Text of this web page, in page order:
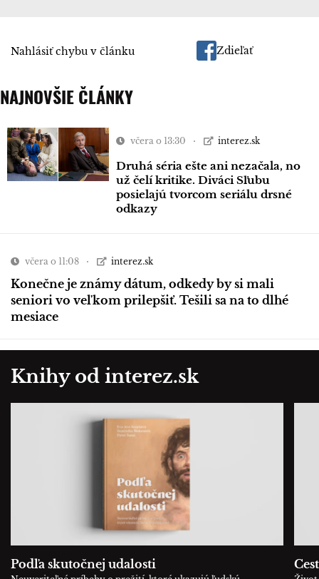
Nahlásiť chybu v článku Zdieľať
NAJNOVŠIE ČLÁNKY
včera o 13:30 interez.sk
Druhá séria ešte ani nezačala, no
už čelí kritike. Diváci Sľubu
posielajú tvorcom seriálu drsné
odkazy
včera o 11:08 interez.sk
Konečne je známy dátum, odkedy by si mali
seniori vo veľkom prilepšiť. Tešili sa na to dlhé
mesiace
Knihy od interez.sk
Podľa skutočnej udalosti